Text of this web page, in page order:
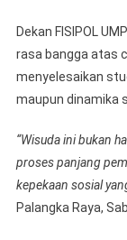
Dekan FISIPOL
rasa bangga atas
menyelesaikan
maupun dinamika
“Wisuda ini bukan
proses panjang
kepekaan sosial
Palangka Raya,